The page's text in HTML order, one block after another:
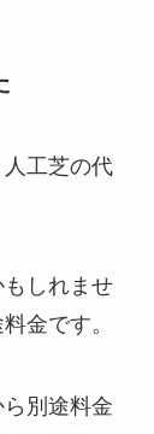
工芝の代
もしれませ
金です。
別途料金